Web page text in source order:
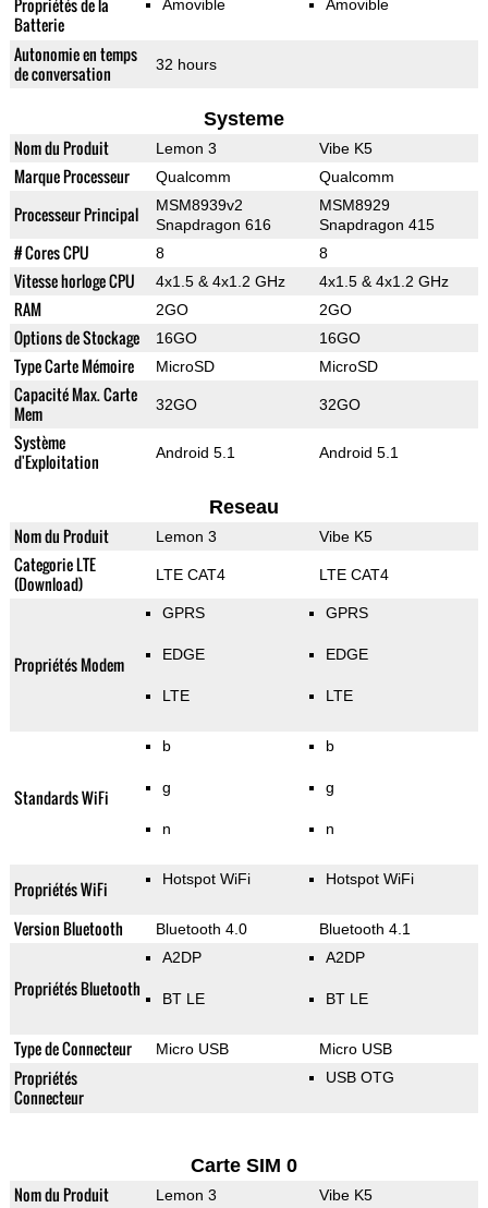
Propriétés de la
Batterie
Amovible Amovible
Autonomie en temps
de conversation
32 hours
Systeme
Nom du Produit Lemon 3 Vibe K5
Marque Processeur Qualcomm Qualcomm
Processeur Principal
MSM8939v2
Snapdragon 616
MSM8929
Snapdragon 415
# Cores CPU 8 8
Vitesse horloge CPU 4x1.5 & 4x1.2 GHz 4x1.5 & 4x1.2 GHz
RAM 2GO 2GO
Options de Stockage 16GO 16GO
Type Carte Mémoire MicroSD MicroSD
Capacité Max. Carte
Mem
32GO 32GO
Système
d'Exploitation
Android 5.1 Android 5.1
Reseau
Nom du Produit Lemon 3 Vibe K5
Categorie LTE
(Download)
LTE CAT4 LTE CAT4
Propriétés Modem
GPRS
EDGE
LTE
GPRS
EDGE
LTE
Standards WiFi
b
g
n
b
g
n
Propriétés WiFi Hotspot WiFi Hotspot WiFi
Version Bluetooth Bluetooth 4.0 Bluetooth 4.1
Propriétés Bluetooth
A2DP
BT LE
A2DP
BT LE
Type de Connecteur Micro USB Micro USB
Propriétés
Connecteur
USB OTG
Carte SIM 0
Nom du Produit Lemon 3 Vibe K5